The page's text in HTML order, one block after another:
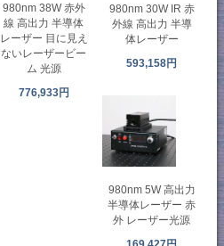
980nm 38W 赤外
線 高出力 半導体
レーザー 目に見え
ないレーザービー
ム 光源
776,933円
980nm 30W IR 赤
外線 高出力 半導
体レーザー
593,158円
980nm 5W 高出力
半導体レーザー 赤
外 レーザー光源